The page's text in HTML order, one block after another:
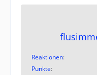
Reaktionen
Punkte